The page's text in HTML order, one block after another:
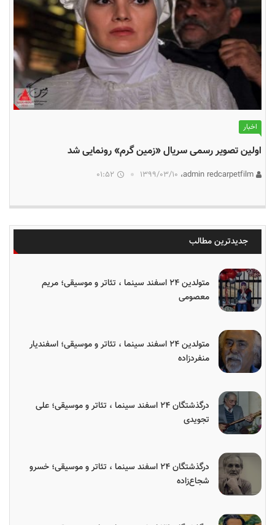
اخبار
اولین تصویر رسمی سریال «زمین گرم» رونمایی شد
۱۳۹۹/۰۳/۱۰ 01:52
جدیدترین مطالب
متولدین ۲۴ اسفند سینما ، تئاتر و موسیقی؛ مریم
معصومی
متولدین ۲۴ اسفند سینما ، تئاتر و موسیقی؛ اسفندیار
منفردزاده
درگذشتگان ۲۴ اسفند سینما ، تئاتر و موسیقی؛ علی
تجویدی
درگذشتگان ۲۴ اسفند سینما ، تئاتر و موسیقی؛ خسرو
شجاع‌زاده